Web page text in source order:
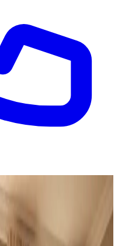
Guderup
erhverv og industri fra